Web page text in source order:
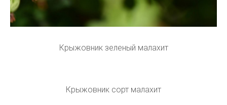
Крыжовник зеленый малахит